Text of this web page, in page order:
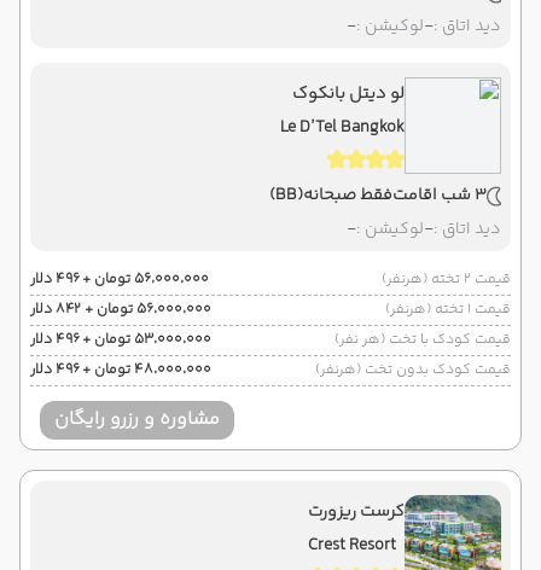
دید اتاق :-لوکیشن :-
لو دیتل بانکوک
Le D’Tel Bangkok
3 شب اقامت فقط صبحانه(BB)
دید اتاق :-لوکیشن :-
قیمت 2 تخته (هرنفر)
۵۶٬۰۰۰٬۰۰۰ تومان + ۴۹۶ دلار
قیمت 1 تخته (هرنفر)
۵۶٬۰۰۰٬۰۰۰ تومان + ۸۴۲ دلار
قیمت کودک با تخت (هر نفر)
۵۳٬۰۰۰٬۰۰۰ تومان + ۴۹۶ دلار
قیمت کودک بدون تخت (هرنفر)
۴۸٬۰۰۰٬۰۰۰ تومان + ۴۹۶ دلار
مشاوره و رزرو رایگان
کرست ریزورت
Crest Resort